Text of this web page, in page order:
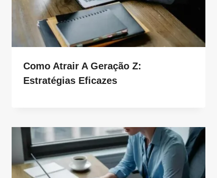
Como Atrair A Geração Z:
Estratégias Eficazes